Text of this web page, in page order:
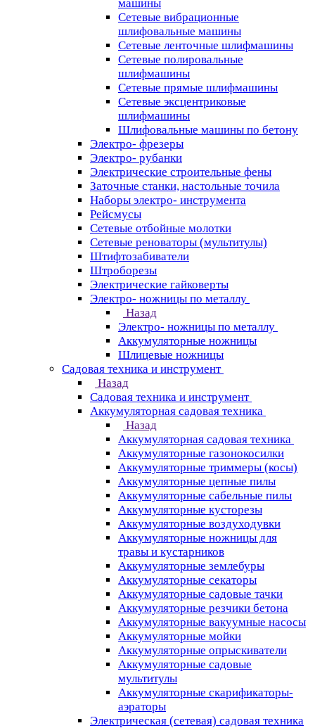
машины
Сетевые вибрационные
шлифовальные машины
Сетевые ленточные шлифмашины
Сетевые полировальные
шлифмашины
Сетевые прямые шлифмашины
Сетевые эксцентриковые
шлифмашины
Шлифовальные машины по бетону
Электро- фрезеры
Электро- рубанки
Электрические строительные фены
Заточные станки, настольные точила
Наборы электро- инструмента
Рейсмусы
Сетевые отбойные молотки
Сетевые реноваторы (мультитулы)
Штифтозабиватели
Штроборезы
Электрические гайковерты
Электро- ножницы по металлу
Назад
Электро- ножницы по металлу
Аккумуляторные ножницы
Шлицевые ножницы
Cадовая техника и инструмент
Назад
Cадовая техника и инструмент
Аккумуляторная садовая техника
Назад
Аккумуляторная садовая техника
Аккумуляторные газонокосилки
Аккумуляторные триммеры (косы)
Аккумуляторные цепные пилы
Аккумуляторные сабельные пилы
Аккумуляторные кусторезы
Аккумуляторные воздуходувки
Аккумуляторные ножницы для
травы и кустарников
Аккумуляторные землебуры
Аккумуляторные секаторы
Аккумуляторные садовые тачки
Аккумуляторные резчики бетона
Аккумуляторные вакуумные насосы
Аккумуляторные мойки
Аккумуляторные опрыскиватели
Аккумуляторные садовые
мультитулы
Аккумуляторные скарификаторы-
аэраторы
Электрическая (сетевая) садовая техника